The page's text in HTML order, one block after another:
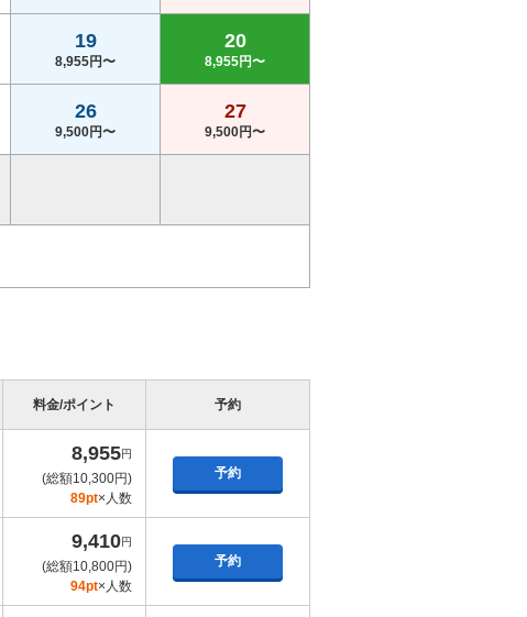
19
8,955円〜
20
8,955円〜
26
9,500円〜
27
9,500円〜
料金/ポイント 予約
8,955円
(総額10,300円)
89pt×人数
予約
9,410円
(総額10,800円)
94pt×人数
予約